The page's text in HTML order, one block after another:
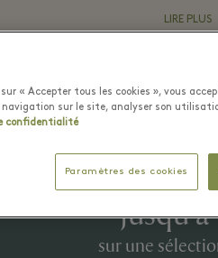
LIRE PLUS
Offre(s)
29 juillet - 9
sur une
« Accepter tous les cookies », vous
navigation sur le site, analyser son
confidentialité
Paramètres des cookies